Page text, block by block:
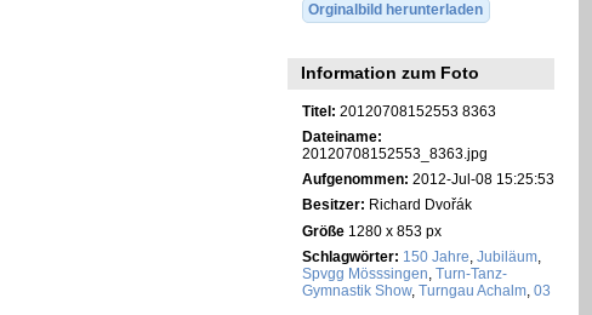
Orginalbild herunterladen
Information zum Foto
Titel: 20120708152553 8363
Dateiname:
20120708152553_8363.jpg
Aufgenommen: 2012-Jul-08 15:25:53
Besitzer: Richard Dvořák
Größe1280 x 853 px
Schlagwörter: 150 Jahre Jubiläum,
Spvgg Mösssingen Turn-Tanz-
Gymnastik Show, Turngau Achalm, 03